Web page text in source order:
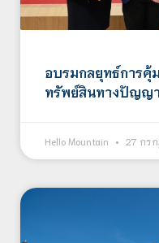
อบรมกลยุทธ์การคุ้
ทรัพย์สินทางปัญญ
Hello Mountain 27 กร